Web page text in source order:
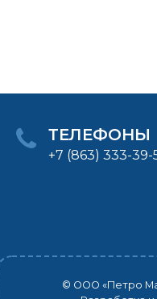
ТЕЛЕФОНЫ
+7 (863) 333-
© ООО «Петро